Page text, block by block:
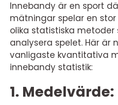
Innebandy är en sport
mätningar spelar en
olika statistiska
analysera spelet. Här är
vanligaste kvantitativa
innebandy statistik:
1. Medelvärde: